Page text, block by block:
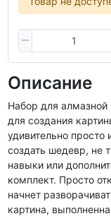
Описание
Набор для
для создания
удивительно просто
создать шедевр, не
навыки или
комплект. Просто
начнет
картина,